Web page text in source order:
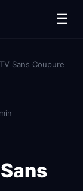
☰
Sans Coupure